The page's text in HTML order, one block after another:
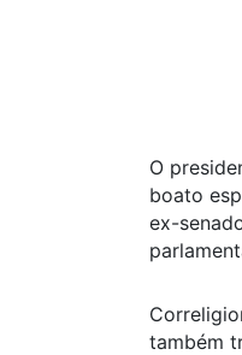
O
boato
ex-
também